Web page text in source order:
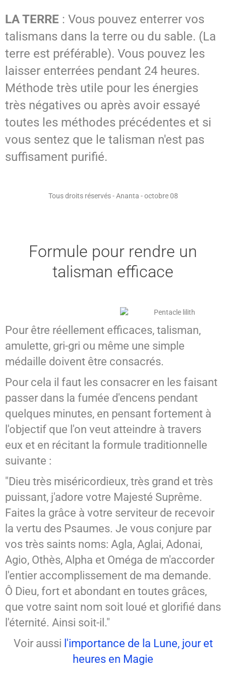
LA TERRE : Vous pouvez enterrer vos
talismans dans la terre ou du sable. (La
terre est préférable). Vous pouvez les
laisser enterrées pendant 24 heures.
Méthode très utile pour les énergies
très négatives ou après avoir essayé
toutes les méthodes précédentes et si
vous sentez que le talisman n'est pas
suffisament purifié.
Tous droits réservés - Ananta - octobre 08
Formule pour rendre un
talisman efficace
Pour être réellement efficaces, talisman,
amulette, gri-gri ou même une simple
médaille doivent être consacrés.
Pour cela il faut les consacrer en les faisant
passer dans la fumée d'encens pendant
quelques minutes, en pensant fortement à
l'objectif que l'on veut atteindre à travers
eux et en récitant la formule traditionnelle
suivante :
"Dieu très miséricordieux, très grand et très
puissant, j'adore votre Majesté Suprême.
Faites la grâce à votre serviteur de recevoir
la vertu des Psaumes. Je vous conjure par
vos très saints noms: Agla, Aglai, Adonai,
Agio, Othès, Alpha et Oméga de m'accorder
l'entier accomplissement de ma demande.
Ô Dieu, fort et abondant en toutes grâces,
que votre saint nom soit loué et glorifié dans
l'éternité. Ainsi soit-il."
Voir aussi l'importance de la Lune, jour et
heures en Magie